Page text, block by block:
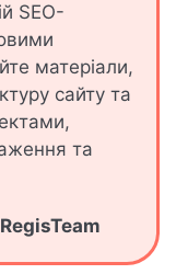
SEO-
матеріали,
сайту та
та